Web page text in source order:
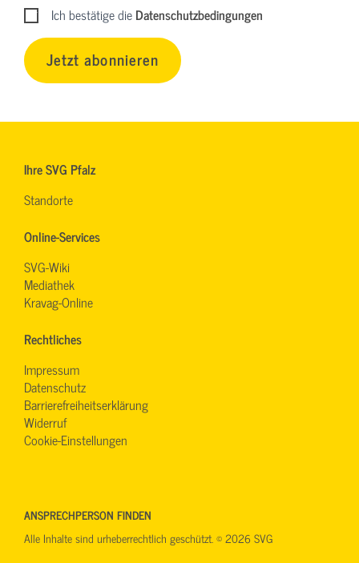
Ich bestätige dieDatenschutzbedingungen
Jetzt abonnieren
Ihre SVG Pfalz
Standorte
Online-Services
SVG-Wiki
Mediathek
Kravag-Online
Rechtliches
Impressum
Datenschutz
Barrierefreiheitserklärung
Widerruf
Cookie-Einstellungen
ANSPRECHPERSON FINDEN
Alle Inhalte sind urheberrechtlich geschützt. © 2026 SVG